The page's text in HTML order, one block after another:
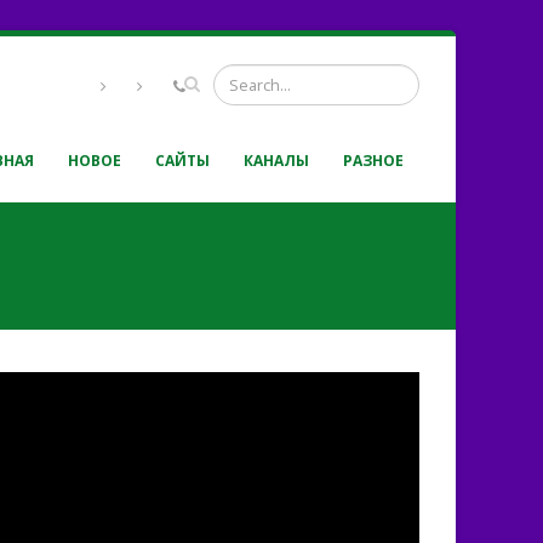
НОВОЕ САЙТЫ КАНАЛЫ РАЗНОЕ